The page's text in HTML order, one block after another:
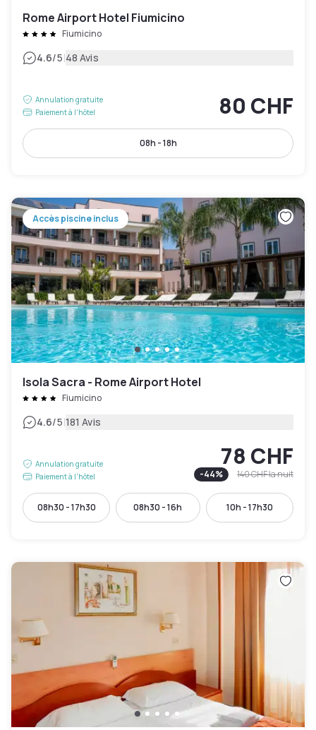
Rome Airport Hotel Fiumicino
Fiumicino
4.6/5|48 Avis
Annulation gratuite
Paiement à l'hôtel
80 CHF
08h - 18h
Accès piscine inclus
Isola Sacra - Rome Airport Hotel
Fiumicino
4.6/5|181 Avis
Annulation gratuite
Paiement à l'hôtel
78 CHF
-44% 140 CHFla nuit
08h30 - 17h30 08h30 - 16h 10h - 17h30